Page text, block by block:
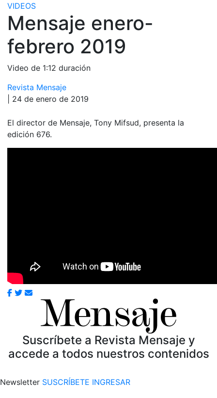
VIDEOS
Mensaje enero-
febrero 2019
Video de 1:12 duración
Revista Mensaje
| 24 de enero de 2019
El director de Mensaje, Tony Mifsud, presenta la
edición 676.
Suscríbete a Revista Mensaje y
accede a todos nuestros contenidos
Newsletter SUSCRÍBETE INGRESAR